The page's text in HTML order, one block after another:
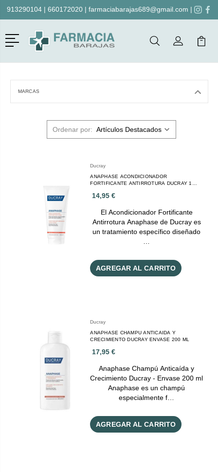
913290104| 660172020| farmaciabarajas689@gmail.com |
Menú
BuscarMi Cuenta
Mi
MARCAS
Ordenar por:
Ducray
ANAPHASE ACONDICIONADOR
FORTIFICANTE ANTIRROTURA DUCRAY 1
14,95 €
El Acondicionador Fortificante
Antirrotura Anaphase de Ducray es
un tratamiento específico diseñado
…
AGREGAR AL CARRITO
Ducray
ANAPHASE CHAMPU ANTICAIDA Y
CRECIMIENTO DUCRAY ENVASE 200 ML
17,95 €
Anaphase Champú Anticaída y
Crecimiento Ducray - Envase 200 ml
Anaphase es un champú
especialmente f…
AGREGAR AL CARRITO